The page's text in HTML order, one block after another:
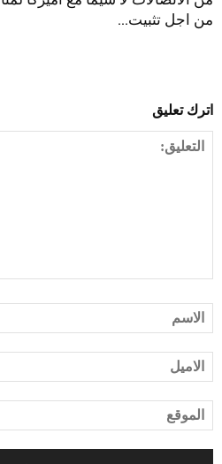
من اجل تثبيت...
اترك تعليق